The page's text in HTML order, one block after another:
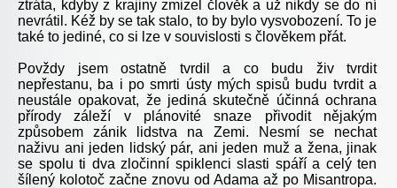
ztráta, kdyby z krajiny zmizel člověk a už nikdy se do ní
nevrátil. Kéž by se tak stalo, to by bylo vysvobození. To je
také to jediné, co si lze v souvislosti s člověkem přát.
Povždy jsem ostatně tvrdil a co budu živ tvrdit
nepřestanu, ba i po smrti ústy mých spisů budu tvrdit a
neustále opakovat, že jediná skutečně účinná ochrana
přírody záleží v plánovité snaze přivodit nějakým
způsobem zánik lidstva na Zemi. Nesmí se nechat
naživu ani jeden lidský pár, ani jeden muž a žena, jinak
se spolu ti dva zločinní spiklenci slasti spáří a celý ten
šílený kolotoč začne znovu od Adama až po Misantropa.